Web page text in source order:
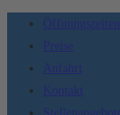
Zum
Inhalt
springen
Öffnungszeiten
Preise
Anfahrt
Kontakt